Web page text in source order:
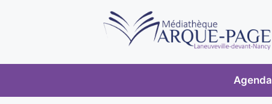
Agenda